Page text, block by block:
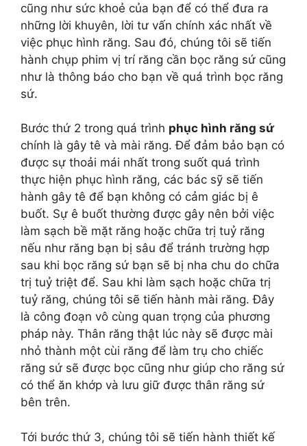
cũng như sức khoẻ của bạn để có thể đưa ra
những lời khuyên, lời tư vấn chính xác nhất về
việc phục hình răng. Sau đó, chúng tôi sẽ tiến
hành chụp phim vị trí răng cần bọc răng sứ cũng
như là thông báo cho bạn về quá trình bọc răng
sứ.
Bước thứ 2 trong quá trình phục hình răng sứ
chính là gây tê và mài răng. Để đảm bảo bạn có
được sự thoải mái nhất trong suốt quá trình
thực hiện phục hình răng, các bác sỹ sẽ tiến
hành gây tê để bạn không có cảm giác bị ê
buốt. Sự ê buốt thường được gây nên bởi việc
làm sạch bề mặt răng hoặc chữa trị tuỷ răng
nếu như răng bạn bị sâu để tránh trường hợp
sau khi bọc răng sứ bạn sẽ bị nha chu do chữa
trị tuỷ triệt để. Sau khi làm sạch hoặc chữa trị
tuỷ răng, chúng tôi sẽ tiến hành mài răng. Đây
là công đoạn vô cùng quan trọng của phương
pháp này. Thân răng thật lúc này sẽ được mài
nhỏ thành một cùi răng để làm trụ cho chiếc
răng sứ sẽ được bọc cũng như giúp cho răng sứ
có thể ăn khớp và lưu giữ được thân răng sứ
bên trên.
Tới bước thứ 3, chúng tôi sẽ tiến hành thiết kế